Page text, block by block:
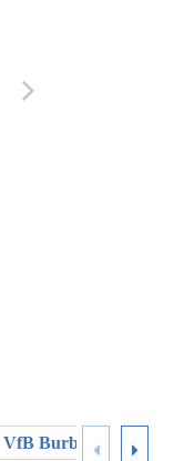
VfB Burbach II